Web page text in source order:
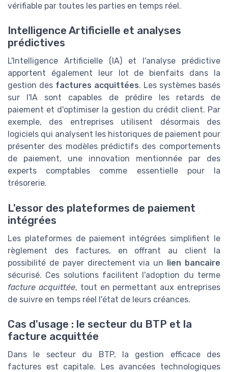
vérifiable par toutes les parties en temps réel.
Intelligence Artificielle et analyses
prédictives
L'Intelligence Artificielle (IA) et l'analyse prédictive
apportent également leur lot de bienfaits dans la
gestion des factures acquittées. Les systèmes basés
sur l'IA sont capables de prédire les retards de
paiement et d'optimiser la gestion du crédit client. Par
exemple, des entreprises utilisent désormais des
logiciels qui analysent les historiques de paiement pour
présenter des modèles prédictifs des comportements
de paiement, une innovation mentionnée par des
experts comptables comme essentielle pour la
trésorerie.
L'essor des plateformes de paiement
intégrées
Les plateformes de paiement intégrées simplifient le
règlement des factures, en offrant au client la
possibilité de payer directement via un lien bancaire
sécurisé. Ces solutions facilitent l'adoption du terme
facture acquittée, tout en permettant aux entreprises
de suivre en temps réel l'état de leurs créances.
Cas d'usage : le secteur du BTP et la
facture acquittée
Dans le secteur du BTP, la gestion efficace des
factures est capitale. Les avancées technologiques